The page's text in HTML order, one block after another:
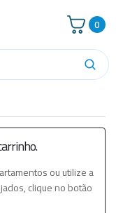
0
ou utilize a
clique no botão